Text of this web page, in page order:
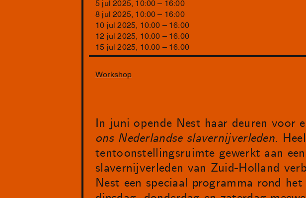
5 jul 2025 10:00 16 :00
8 jul 2025 10:00 16 :00
10 jul 2025 10:00 16 : 00
12 jul 2025 10:00 16 : 00
15 jul 2025 10:00 16 : 00
Workshop
In juni opende Nest haar deuren voor
ons Nederlandse slavernijverleden.
tentoonstellingsruimte gewerkt aan
slavernijverleden van Zuid-Holland
Nest een speciaal programma rond